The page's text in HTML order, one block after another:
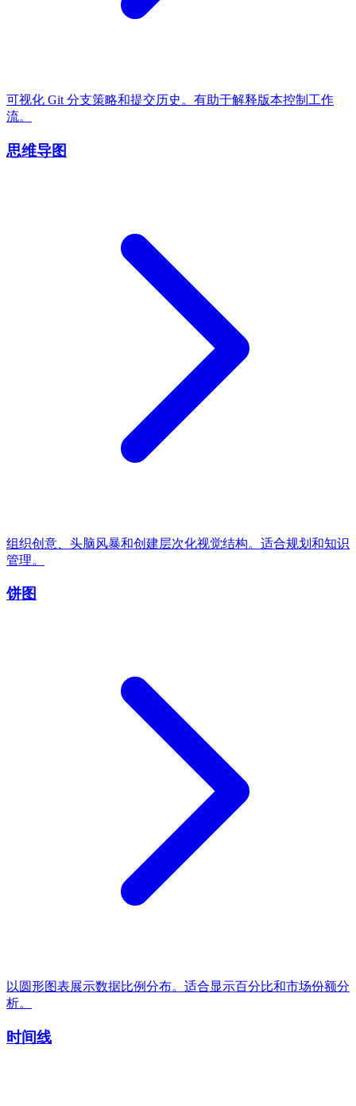
可视化 Git 分支策略和提交历史。有助于解释版本控制工作
流。
思维导图
组织创意、头脑风暴和创建层次化视觉结构。适合规划和知识
管理。
饼图
以圆形图表展示数据比例分布。适合显示百分比和市场份额分
析。
时间线